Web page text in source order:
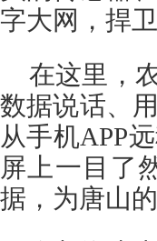
字大网，捍
在这里，
数据说话、
从手机APP
屏上一目了
据，为唐山